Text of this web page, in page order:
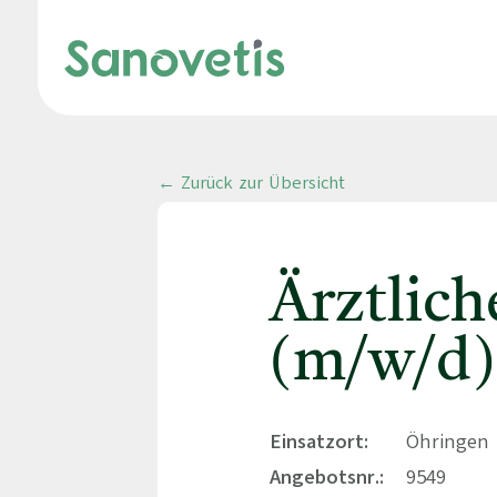
← Zurück zur Übersicht
(m/w/
Einsatzort:
Öhringen
Angebotsnr.:
9549